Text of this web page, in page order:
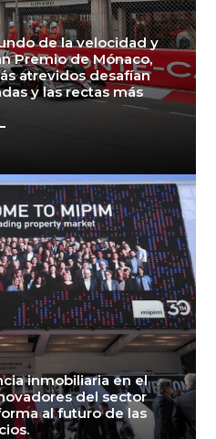
de la velocidad y
Premio de Mónaco,
atrevidos desafían
y las rectas más
inmobiliaria en el
del sector
al futuro de las